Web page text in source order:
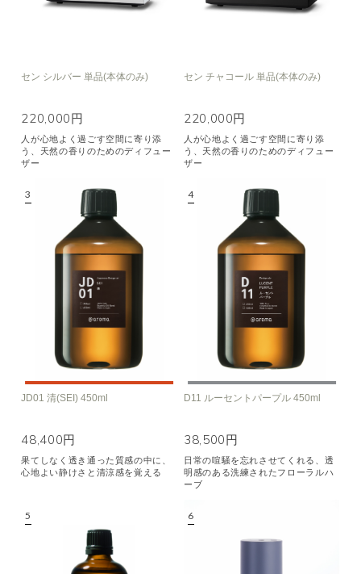
セン シルバー 単品(本体のみ)
220,000円
人が心地よく過ごす空間に寄り添
う、天然の香りのためのディフュー
ザー
セン チャコール 単品(本体のみ)
220,000円
人が心地よく過ごす空間に寄り添
う、天然の香りのためのディフュー
ザー
JD01 清(SEI) 450ml
48,400円
果てしなく透き通った質感の中に、
心地よい静けさと清涼感を覚える
D11 ルーセントパープル 450ml
38,500円
日常の喧騒を忘れさせてくれる、透
明感のある洗練されたフローラルハ
ーブ